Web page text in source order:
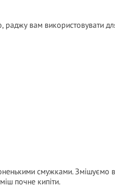
вам використовувати для
смужками. Змішуємо
почне кипіти.